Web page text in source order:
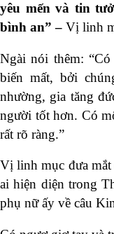
yêu mến và tin
bình an” – Vị linh
Ngài nói thêm:
biến mất, bởi
nhường, gia tăng
người tốt hơn. Có
rất rõ ràng.”
Vị linh mục đưa mắt
ai hiện diện trong
phụ nữ ấy về câu